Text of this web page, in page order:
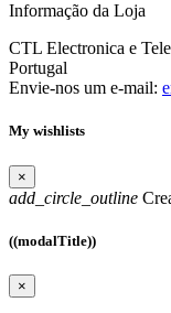
Informação da Loja
CTL Electronica e
Portugal
Envie-nos um e-mail:
My wishlists
×
add_circle_outline
((modalTitle))
×